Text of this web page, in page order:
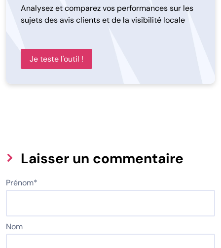
Analysez et comparez vos performances sur les
sujets des avis clients et de la visibilité locale
Je teste l'outil !
Laisser un commentaire
Prénom*
Nom